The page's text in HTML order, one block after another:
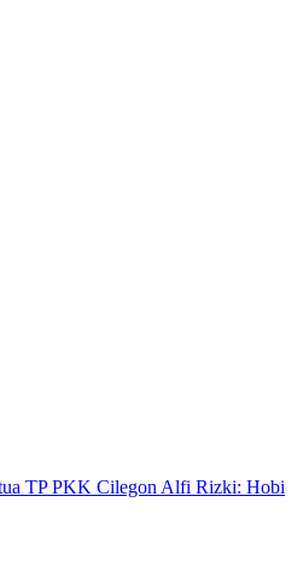
TP PKK Cilegon Alfi Rizki: Hobi